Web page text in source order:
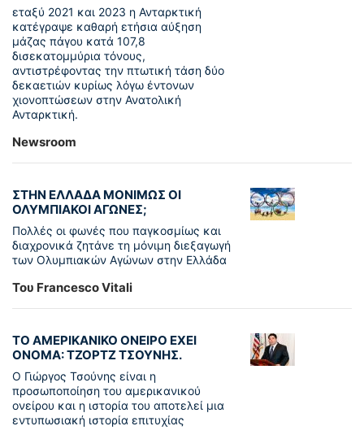
εταξύ 2021 και 2023 η Ανταρκτική
κατέγραψε καθαρή ετήσια αύξηση
μάζας πάγου κατά 107,8
δισεκατομμύρια τόνους,
αντιστρέφοντας την πτωτική τάση δύο
δεκαετιών κυρίως λόγω έντονων
χιονοπτώσεων στην Ανατολική
Ανταρκτική.
Newsroom
ΣΤΗΝ ΕΛΛΑΔΑ ΜΟΝΙΜΩΣ ΟΙ
ΟΛΥΜΠΙΑΚΟΙ ΑΓΩΝΕΣ;
Πολλές οι φωνές που παγκοσμίως και
διαχρονικά ζητάνε τη μόνιμη διεξαγωγή
των Ολυμπιακών Αγώνων στην Ελλάδα
Του Francesco Vitali
ΤΟ ΑΜΕΡΙΚΑΝΙΚΟ ΟΝΕΙΡΟ ΕΧΕΙ
ΟΝΟΜΑ: ΤΖΟΡΤΖ ΤΣΟΥΝΗΣ.
Ο Γιώργος Τσούνης είναι η
προσωποποίηση του αμερικανικού
ονείρου και η ιστορία του αποτελεί μια
εντυπωσιακή ιστορία επιτυχίας